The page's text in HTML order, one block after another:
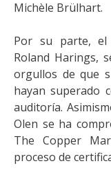
Michèle Brülhart.
Por su parte, el
Roland Harings,
orgullos de que
hayan superado
auditoría.
Olen se ha
The Copper
proceso de